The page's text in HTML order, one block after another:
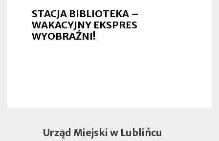
STACJA BIBLIOTEKA –
WAKACYJNY EKSPRES
WYOBRAŹNI!
Urząd Miejski w Lublińcu